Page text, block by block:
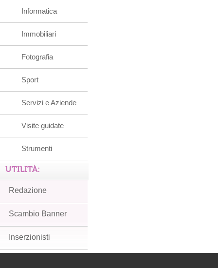
Informatica
Immobiliari
Fotografia
Sport
Servizi e Aziende
Visite guidate
Strumenti
UTILITÀ:
Redazione
Scambio Banner
Inserzionisti